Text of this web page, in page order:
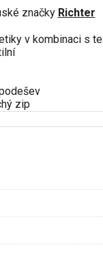
značky Richter
v kombinaci s
zip